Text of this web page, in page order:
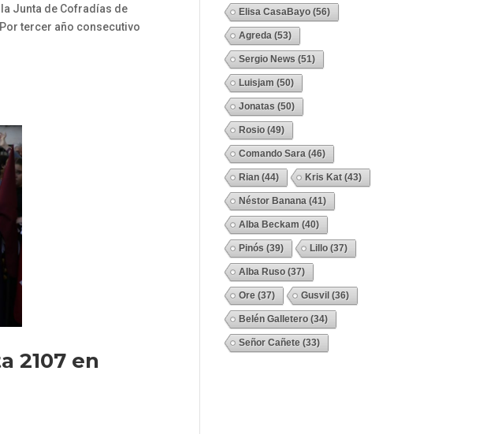
Junta de Cofradías de
tercer año consecutivo
2107 en
Elisa CasaBayo (56)
Agreda (53)
Sergio News (51)
Luisjam (50)
Jonatas (50)
Rosio (49)
Comando Sara (46)
Rian (44) Kris Kat (43)
Néstor Banana (41)
Alba Beckam (40)
Pinós (39) Lillo (37)
Alba Ruso (37)
Ore (37) Gusvil (36)
Belén Galletero (34)
Señor Cañete (33)